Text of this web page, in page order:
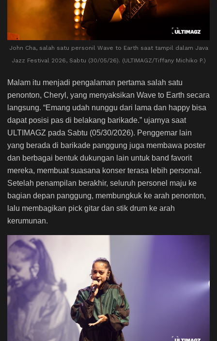
John Cha, salah satu personil Wave to Earth saat tampil dalam Java
Jazz Festival 2026, Sabtu (30/05/26). (ULTIMAGZ/Tiffany Michiko P.)
Malam itu menjadi pengalaman pertama salah satu
penonton, Cheryl, yang menyaksikan Wave to Earth secara
langsung. “Emang udah nunggu dari lama dan happy bisa
dapat posisi pas di belakang barikade.” ujarnya saat
ULTIMAGZ pada Sabtu (05/30/2026). Penggemar lain
yang berada di barikade panggung juga membawa poster
dan berbagai bentuk dukungan lain untuk band favorit
mereka, membuat suasana konser terasa lebih personal.
Setelah penampilan berakhir, seluruh personel maju ke
bagian depan panggung, membungkuk ke arah penonton,
lalu membagikan pick gitar dan stik drum ke arah
kerumunan.